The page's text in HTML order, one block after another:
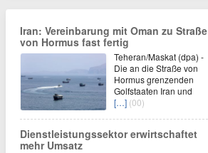
Iran: Vereinbarung mit Oman zu Straße
von Hormus fast fertig
Teheran/Maskat (dpa) -
Die an die Straße von
Hormus grenzenden
Golfstaaten Iran und
[…] (00)
Dienstleistungssektor erwirtschaftet
mehr Umsatz